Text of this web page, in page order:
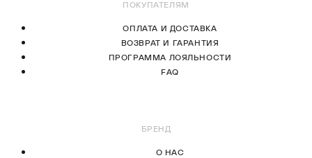
ПОКУПАТЕЛЯМ
ОПЛАТА И ДОСТАВКА
ВОЗВРАТ И ГАРАНТИЯ
ПРОГРАММА ЛОЯЛЬНОСТИ
FAQ
БРЕНД
О НАС